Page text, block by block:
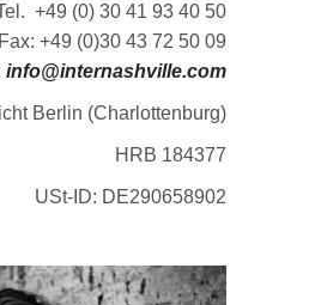
+49 (0) 30 41 93 40 50
Fax: +49 (0)30 43 72 50 09
info@internashville.com
Berlin (Charlottenburg)
HRB 184377
USt-ID: DE290658902